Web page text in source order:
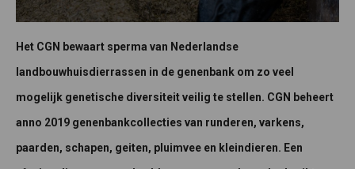
Het CGN bewaart sperma van Nederlandse
landbouwhuisdierrassen in de genenbank om zo veel
mogelijk genetische diversiteit veilig te stellen. CGN beheert
anno 2019 genenbankcollecties van runderen, varkens,
paarden, schapen, geiten, pluimvee en kleindieren. Een